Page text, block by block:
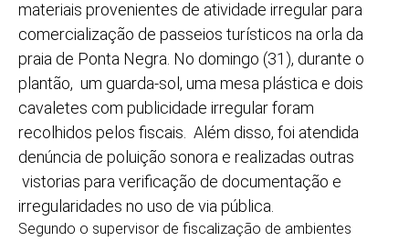
materiais provenientes de atividade irregular para
comercialização de passeios turísticos na orla da
praia de Ponta Negra. No domingo (31), durante o
plantão, um guarda-sol, uma mesa plástica e dois
cavaletes com publicidade irregular foram
recolhidos pelos fiscais. Além disso, foi atendida
denúncia de poluição sonora e realizadas outras
vistorias para verificação de documentação e
irregularidades no uso de via pública.
Segundo o supervisor de fiscalização de ambientes